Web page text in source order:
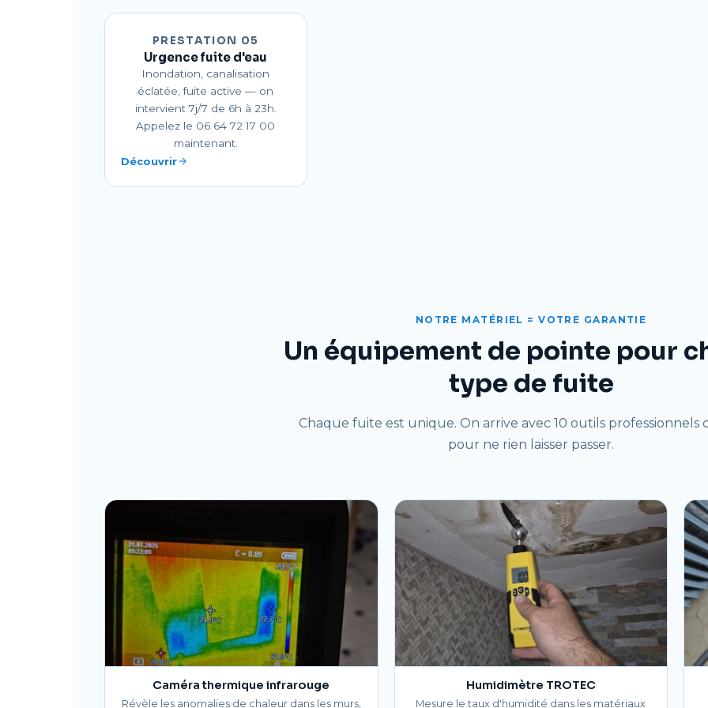
PRESTATION 05
Urgence fuite d'eau
Inondation, canalisation
éclatée, fuite active — on
intervient 7j/7 de 6h à 23h.
Appelez le 06 64 72 17 00
maintenant.
Découvrir
NOTRE MATÉRIEL = VOTRE GARANTIE
Un équipement de pointe pour
type de fuite
Chaque fuite est unique. On arrive avec 10 outils professionnels
pour ne rien laisser passer.
Caméra thermique infrarouge
Révèle les anomalies de chaleur dans les murs,
Humidimètre TROTEC
Mesure le taux d'humidité dans les matériaux